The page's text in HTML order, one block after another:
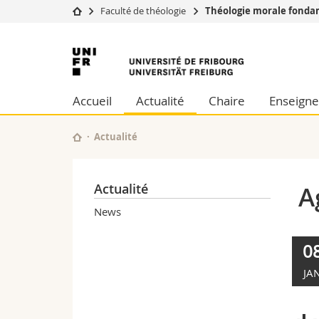
Université
Recherche
Université
Formation continue
Sciences
Lettres et
Faculté de théologie Théologie morale
Université
de
Fribourg
Accueil Actualité Chaire
Actualité
Actualité
News